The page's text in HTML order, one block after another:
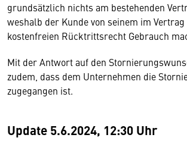
grundsätzlich nichts am bestehenden
weshalb der Kunde von seinem im
kostenfreien Rücktrittsrecht Gebrauch
Mit der Antwort auf den
zudem, dass dem Unternehmen die
zugegangen ist.
Update 5.6.2024, 12:30 Uhr